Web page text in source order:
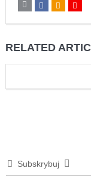
RELATED
Subskrybuj